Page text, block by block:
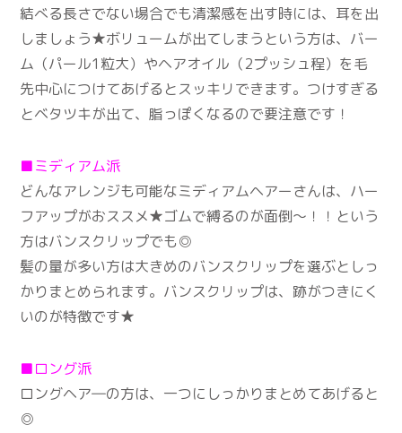
結べる長さでない場合でも清潔感を出す時には、耳を出
しましょう★ボリュームが出てしまうという方は、バー
ム（パール1粒大）やヘアオイル（2プッシュ程）を毛
先中心につけてあげるとスッキリできます。つけすぎる
とベタツキが出て、脂っぽくなるので要注意です！
■ミディアム派
どんなアレンジも可能なミディアムヘアーさんは、ハー
フアップがおススメ★ゴムで縛るのが面倒～！！という
方はバンスクリップでも◎
髪の量が多い方は大きめのバンスクリップを選ぶとしっ
かりまとめられます。バンスクリップは、跡がつきにく
いのが特徴です★
■ロング派
ロングヘア―の方は、一つにしっかりまとめてあげると
◎